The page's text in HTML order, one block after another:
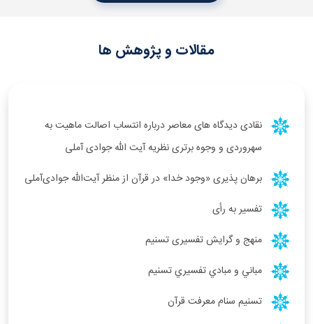
مقالات و پژوهش ها
نقادی دیدگاه های معاصر درباره انتساب اصالت ماهیت به
سهروردی و وجوه برتری نظریه آیت الله جوادی آملی
برهان پذیری «وجود خدا» در قرآن از منظر آیت‌الله جوادی‌آملی
تفسیر به رأی
منهج و گرايش تفسيری تسنيم
مباني و مبادي تفسيري تسنيم
تسنيم سنام معرفت قرآن